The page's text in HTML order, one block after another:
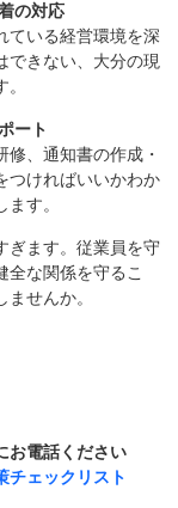
の対応
ている経営環境を深
できない、大分の現
ート
、通知書の作成・
つければいいかわか
す。
ぎます。従業員を守
全な関係を守るこ
せんか。
お電話ください
チェックリスト